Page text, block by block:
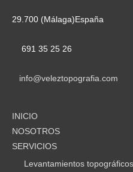
29.700 (Málaga)España
691 35 25 26
info@veleztopografia.com
INICIO
NOSOTROS
SERVICIOS
Levantamientos topográficos